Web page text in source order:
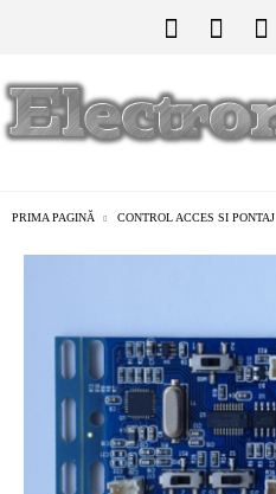
PRIMA PAGINĂ CONTROL ACCES SI PONTAJ